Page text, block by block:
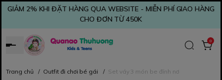
GIẢM 2% KHI ĐẶT HÀNG QUA WEBSITE - MIỄN PHÍ GIAO HÀNG
CHO ĐƠN TỪ 450K
0
Trang chủ / Outfit đi chơi bé gái / Set váy 3 món be đính nơ